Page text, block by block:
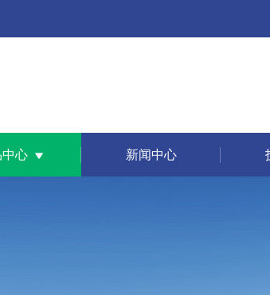
心 新闻中心